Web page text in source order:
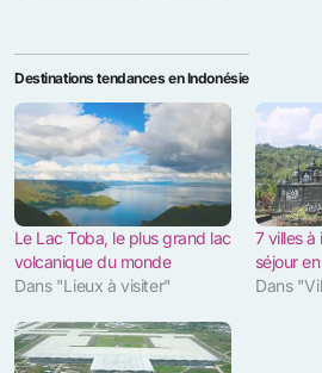
Destinations tendances en Indonésie
Le Lac Toba, le plus grand lac
volcanique du monde
Dans "Lieux à visiter"
7 villes
séjour
Dans